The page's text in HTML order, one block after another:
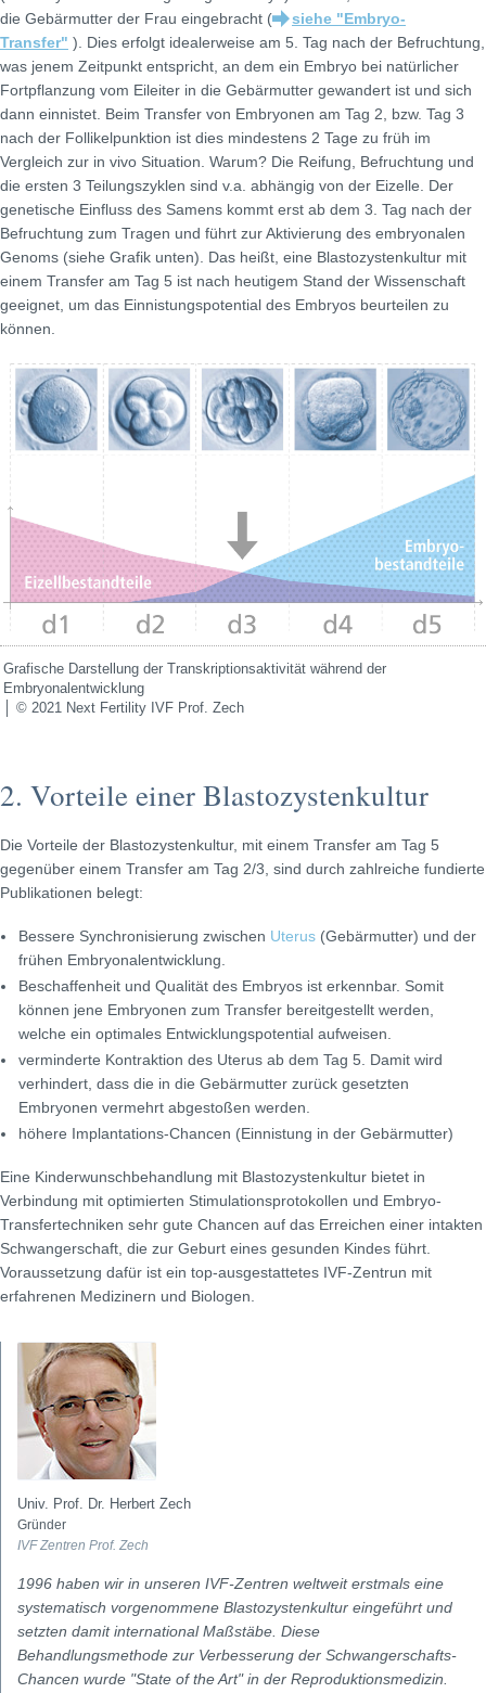
die Gebärmutter der Frau eingebracht (
siehe "Embryo-
Transfer" ). Dies erfolgt idealerweise am 5. Tag nach der Befruchtung,
was jenem Zeitpunkt entspricht, an dem ein Embryo bei natürlicher
Fortpflanzung vom Eileiter in die Gebärmutter gewandert ist und sich
dann einnistet. Beim Transfer von Embryonen am Tag 2, bzw. Tag 3
nach der Follikelpunktion ist dies mindestens 2 Tage zu früh im
Vergleich zur in vivo Situation. Warum? Die Reifung, Befruchtung und
die ersten 3 Teilungszyklen sind v.a. abhängig von der Eizelle. Der
genetische Einfluss des Samens kommt erst ab dem 3. Tag nach der
Befruchtung zum Tragen und führt zur Aktivierung des embryonalen
Genoms (siehe Grafik unten). Das heißt, eine Blastozystenkultur mit
einem Transfer am Tag 5 ist nach heutigem Stand der Wissenschaft
geeignet, um das Einnistungspotential des Embryos beurteilen zu
können.
Grafische Darstellung der Transkriptionsaktivität während der
Embryonalentwicklung
│ © 2021 Next Fertility IVF Prof. Zech
2. Vorteile einer Blastozystenkultur
Die Vorteile der Blastozystenkultur, mit einem Transfer am Tag 5
gegenüber einem Transfer am Tag 2/3, sind durch zahlreiche fundierte
Publikationen belegt:
Bessere Synchronisierung zwischen Uterus (Gebärmutter) und der
frühen Embryonalentwicklung.
Beschaffenheit und Qualität des Embryos ist erkennbar. Somit
können jene Embryonen zum Transfer bereitgestellt werden,
welche ein optimales Entwicklungspotential aufweisen.
verminderte Kontraktion des Uterus ab dem Tag 5. Damit wird
verhindert, dass die in die Gebärmutter zurück gesetzten
Embryonen vermehrt abgestoßen werden.
höhere Implantations-Chancen (Einnistung in der Gebärmutter)
Eine Kinderwunschbehandlung mit Blastozystenkultur bietet in
Verbindung mit optimierten Stimulationsprotokollen und Embryo-
Transfertechniken sehr gute Chancen auf das Erreichen einer intakten
Schwangerschaft, die zur Geburt eines gesunden Kindes führt.
Voraussetzung dafür ist ein top-ausgestattetes IVF-Zentrun mit
erfahrenen Medizinern und Biologen.
Univ. Prof. Dr. Herbert Zech
Gründer
IVF Zentren Prof. Zech
1996 haben wir in unseren IVF-Zentren weltweit erstmals eine
systematisch vorgenommene Blastozystenkultur eingeführt und
setzten damit international Maßstäbe. Diese
Behandlungsmethode zur Verbesserung der Schwangerschafts-
Chancen wurde "State of the Art" in der Reproduktionsmedizin.